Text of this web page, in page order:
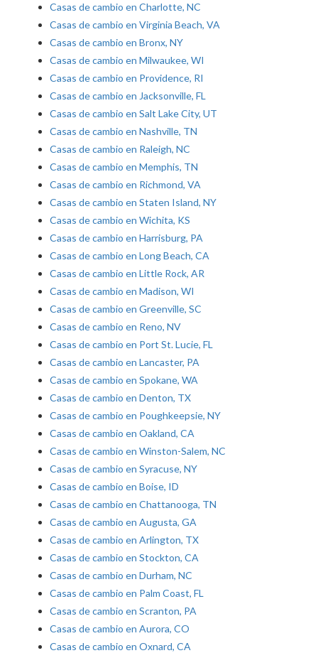
Casas de cambio en Charlotte, NC
Casas de cambio en Virginia Beach, VA
Casas de cambio en Bronx, NY
Casas de cambio en Milwaukee, WI
Casas de cambio en Providence, RI
Casas de cambio en Jacksonville, FL
Casas de cambio en Salt Lake City, UT
Casas de cambio en Nashville, TN
Casas de cambio en Raleigh, NC
Casas de cambio en Memphis, TN
Casas de cambio en Richmond, VA
Casas de cambio en Staten Island, NY
Casas de cambio en Wichita, KS
Casas de cambio en Harrisburg, PA
Casas de cambio en Long Beach, CA
Casas de cambio en Little Rock, AR
Casas de cambio en Madison, WI
Casas de cambio en Greenville, SC
Casas de cambio en Reno, NV
Casas de cambio en Port St. Lucie, FL
Casas de cambio en Lancaster, PA
Casas de cambio en Spokane, WA
Casas de cambio en Denton, TX
Casas de cambio en Poughkeepsie, NY
Casas de cambio en Oakland, CA
Casas de cambio en Winston-Salem, NC
Casas de cambio en Syracuse, NY
Casas de cambio en Boise, ID
Casas de cambio en Chattanooga, TN
Casas de cambio en Augusta, GA
Casas de cambio en Arlington, TX
Casas de cambio en Stockton, CA
Casas de cambio en Durham, NC
Casas de cambio en Palm Coast, FL
Casas de cambio en Scranton, PA
Casas de cambio en Aurora, CO
Casas de cambio en Oxnard, CA